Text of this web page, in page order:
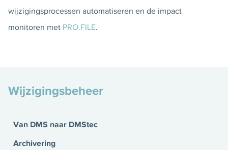
wijzigingsprocessen automatiseren en de impact
monitoren met PRO.FILE.
Wijzigingsbeheer
Van DMS naar DMStec
Archivering